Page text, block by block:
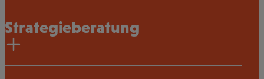
Strategieberatung